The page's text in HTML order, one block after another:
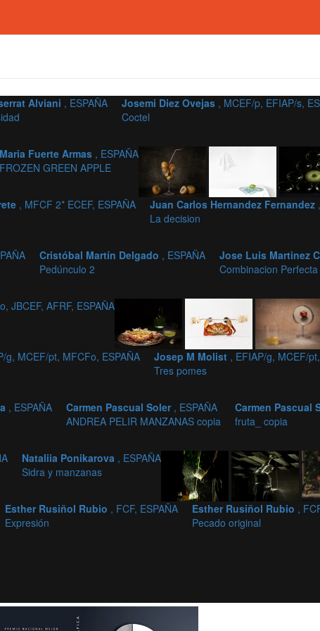
Alviani , ESPAÑA
Josemi Diez Ovejas , MCEF/p, EFIAP/s,
Coctel
Maria Fuerte Armas , ESPAÑA
FROZEN GREEN APPLE
, MFCF 2* ECEF, ESPAÑA
Juan Carlos Hernandez Fernandez
La decision
Cristóbal Martín Delgado , ESPAÑA
Pedúnculo 2
Jose Luis Martinez
Combinacion Perfecta
JBCEF, AFRF, ESPAÑA
g, MCEF/pt, MFCFo, ESPAÑA
Josep M Molist , EFIAP/g, MCEF/
Tres pomes
, ESPAÑA
Carmen Pascual Soler , ESPAÑA
ANDREA PELIR MANZANAS copia
Carmen Pascual
fruta_ copia
Nataliia Ponikarova , ESPAÑA
Sidra y manzanas
Esther Rusiñol Rubio , FCF, ESPAÑA
Expresión
Esther Rusiñol Rubio ,
Pecado original